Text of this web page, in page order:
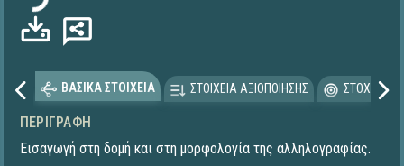
ΒΑΣΙΚΑ ΣΤΟΙΧΕΙΑ ΣΤΟΙΧΕΙΑ ΑΞΙΟΠΟΙΗΣΗΣ
ΠΕΡΙΓΡΑΦΉ
Εισαγωγή στη δομή και στη μορφολογία της αλληλογραφίας.